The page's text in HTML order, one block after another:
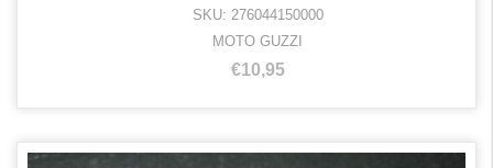
SKU: 276044150000
MOTO GUZZI
€10,95